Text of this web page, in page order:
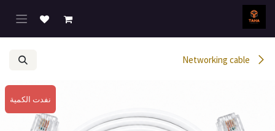
تخطي للذهاب إلى المحتوى
نفدت الكمية